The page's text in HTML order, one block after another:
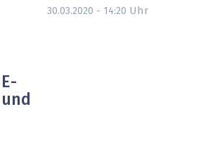
30.03.2020 - 14:20 Uhr